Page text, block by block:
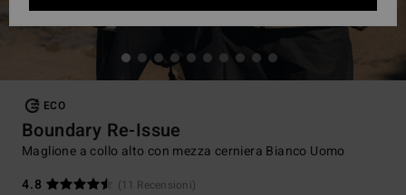
ECO
Boundary Re-Issue
Maglione a collo alto con mezza cerniera Bianco Uomo
4.8
(11 Recensioni)